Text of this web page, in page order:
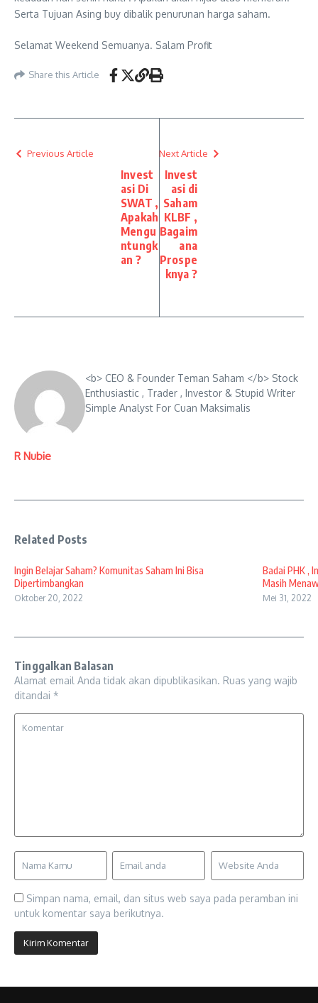
Serta Tujuan Asing buy dibalik penurunan harga saham.
Selamat Weekend Semuanya. Salam Profit
Share this Article
Previous Article
Invest
asi Di
SWAT ,
Apakah
Mengu
ntungk
an ?
Next Article
Invest
asi di
Saham
KLBF ,
Bagaim
ana
Prospe
knya ?
R Nubie
<b> CEO & Founder Teman Saham </b> Stock
Enthusiastic , Trader , Investor & Stupid Writer
Simple Analyst For Cuan Maksimalis
Related Posts
Ingin Belajar Saham? Komunitas Saham Ini Bisa
Dipertimbangkan
Oktober 20, 2022
Badai PHK ,
Masih
Mei 31, 2022
Tinggalkan Balasan
Alamat email Anda tidak akan dipublikasikan. Ruas yang wajib
ditandai *
Simpan nama, email, dan situs web saya pada peramban ini
untuk komentar saya berikutnya.